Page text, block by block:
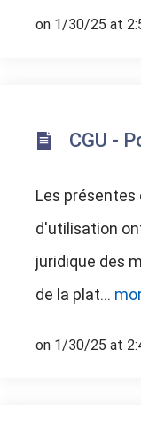
on 1/30/25 at
CGU -
Les
d'utilisation
juridique des
de la plat...
on 1/30/25 at